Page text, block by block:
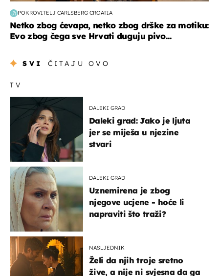
POKROVITELJ CARLSBERG CROATIA
Netko zbog ćevapa, netko zbog drške za motiku:
Evo zbog čega sve Hrvati duguju pivo...
SVI ČITAJU OVO
TV
DALEKI GRAD
Daleki grad: Jako je ljuta
jer se miješa u njezine
stvari
DALEKI GRAD
Uznemirena je zbog
njegove ucjene - hoće li
napraviti što traži?
NASLJEDNIK
Želi da njih troje sretno
žive, a nije ni svjesna da ga